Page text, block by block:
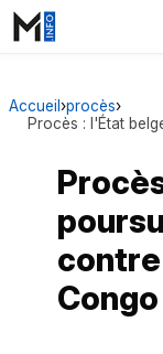
Accueil ›procès›
Procès : l'État
contre
Congo